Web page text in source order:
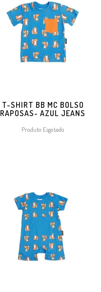
T-SHIRT BB MC BOLSO
RAPOSAS- AZUL JEANS
Produto Esgotado